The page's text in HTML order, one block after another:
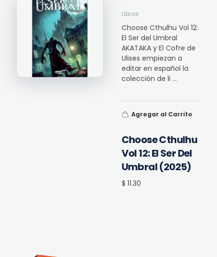
Choose Cthulhu
Vol 12: El Ser Del
Umbral (2025)
$ 11.30
Libros
Choose Cthulhu Vol 12:
El Ser del Umbral
AKATAKA y El Cofre de
Ulises empiezan a
editar en español la
colección de li ...
Agregar al Carrito